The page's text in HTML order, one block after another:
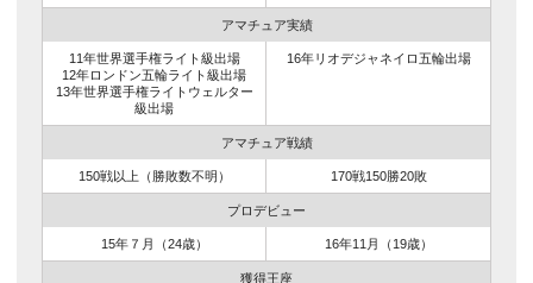
アマチュア実績
11年世界選手権ライト級出場
12年ロンドン五輪ライト級出場
13年世界選手権ライトウェルター
級出場
16年リオデジャネイロ五輪出場
アマチュア戦績
150戦以上（勝敗数不明） 170戦150勝20敗
プロデビュー
15年７月（24歳） 16年11月（19歳）
獲得王座